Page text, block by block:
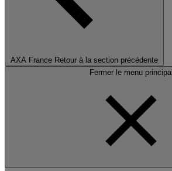
AXA France Retour à la section précédente
Fermer le menu principal